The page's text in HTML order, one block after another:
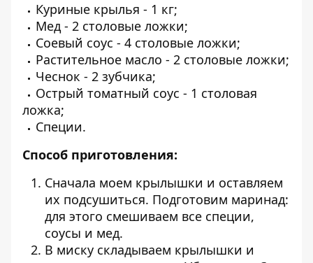
Куриные крылья - 1 кг;
Мед - 2 столовые ложки;
Соевый соус - 4 столовые ложки;
Растительное масло - 2 столовые ложки;
Чеснок - 2 зубчика;
Острый томатный соус - 1 столовая
ложка;
Специи.
Способ приготовления:
Сначала моем крылышки и оставляем
их подсушиться. Подготовим маринад:
для этого смешиваем все специи,
соусы и мед.
В миску складываем крылышки и